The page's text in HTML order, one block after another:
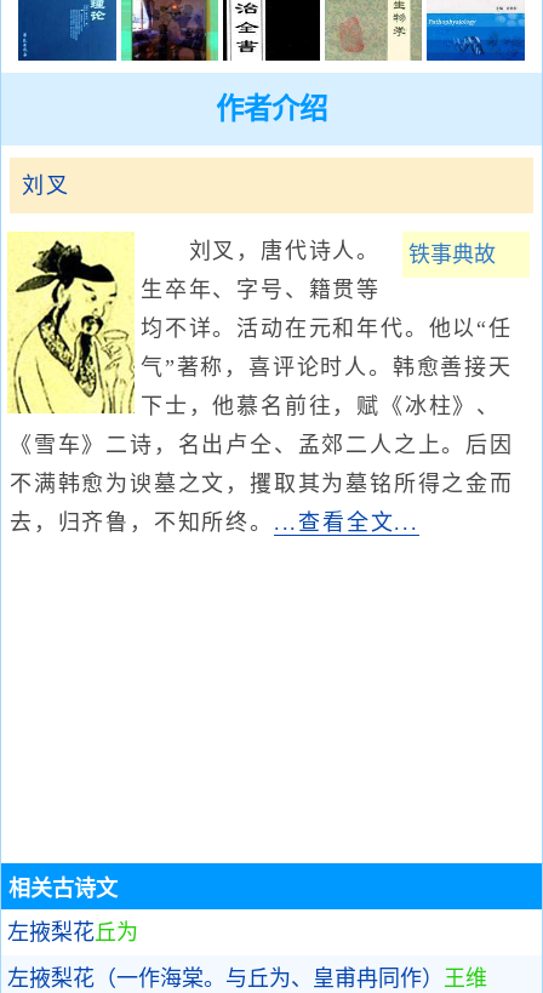
作者介绍
刘叉
铁事典故
刘叉，唐代诗人。
生卒年、字号、籍贯等
均不详。活动在元和年代。他以“任
气”著称，喜评论时人。韩愈善接天
下士，他慕名前往，赋《冰柱》、
《雪车》二诗，名出卢仝、孟郊二人之上。后因
不满韩愈为谀墓之文，攫取其为墓铭所得之金而
去，归齐鲁，不知所终。 ...查看全文...
相关古诗文
左掖梨花丘为
左掖梨花（一作海棠。与丘为、皇甫冉同作） 王维